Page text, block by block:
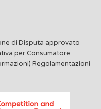
di Disputa approvato
per Consumatore
Regolamentazioni